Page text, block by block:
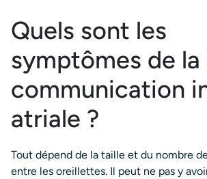
Quels sont les
symptômes de la
communication
atriale ?
Tout dépend de la taille et du nombre
entre les oreillettes. Il peut ne pas y